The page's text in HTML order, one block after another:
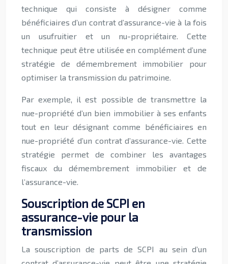
technique qui consiste à désigner comme
bénéficiaires d’un contrat d’assurance-vie à la fois
un usufruitier et un nu-propriétaire. Cette
technique peut être utilisée en complément d’une
stratégie de démembrement immobilier pour
optimiser la transmission du patrimoine.
Par exemple, il est possible de transmettre la
nue-propriété d’un bien immobilier à ses enfants
tout en leur désignant comme bénéficiaires en
nue-propriété d’un contrat d’assurance-vie. Cette
stratégie permet de combiner les avantages
fiscaux du démembrement immobilier et de
l’assurance-vie.
Souscription de SCPI en
assurance-vie pour la
transmission
La souscription de parts de SCPI au sein d’un